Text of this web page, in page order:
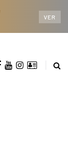
VER